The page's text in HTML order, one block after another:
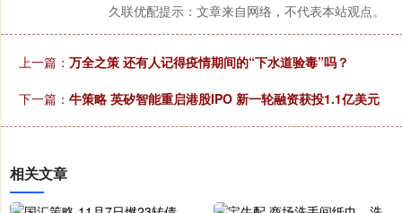
久联优配提示：文章来自网络，不代表本站观点。
上一篇： 万全之策 还有人记得疫情期间的“下水道验毒”吗？
下一篇： 牛策略 英矽智能重启港股IPO 新一轮融资获投1.1亿美元
相关文章